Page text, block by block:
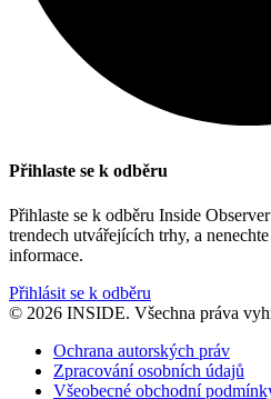
Přihlaste se k odběru
Přihlaste se k odběru Inside
trendech utvářejících trhy, a
informace.
Přihlásit se k odběru
© 2026 INSIDE. Všechna práva
Ochrana autorských práv
Zpracování osobních údajů
Všeobecné obchodní